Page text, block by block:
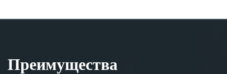
Преимущества